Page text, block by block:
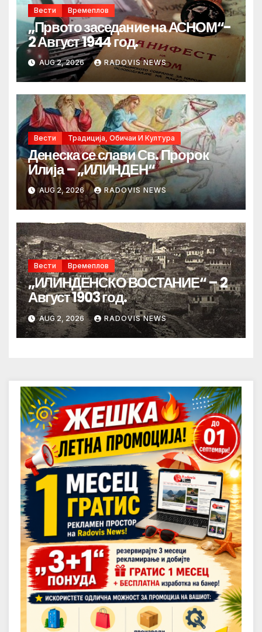
Вести Времеплов
„Првото заседание на АСНОМ“-
2 Август 1944 год.
AUG 2, 2026 RADOVIS NEWS
Вести Традиција, Обичаи И Култура
Денеска се слави Св. Пророк
Илија – „ИЛИНДЕН“
AUG 2, 2026 RADOVIS NEWS
Вести Времеплов
„ИЛИНДЕНСКО ВОСТАНИЕ“ – 2
Август 1903 год.
AUG 2, 2026 RADOVIS NEWS